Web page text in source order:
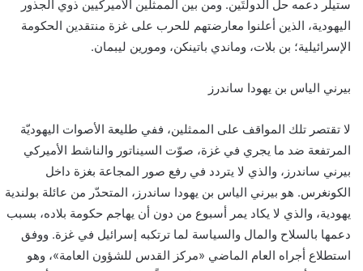
ستيلر دعمه حل الدولتَين. ومن بين الممثلين الأميركيين ذوي الجذور
اليهودية، الذين أعلنوا معارضتهم للحرب على غزة منتقدين الحكومة
الإسرائيلية؛ بن بلات، وماندي باتينكن، ومورين ليبمان.
بيرني الياس بن يهودا ساندرز
لا تقتصر تلك المواقف على الممثلين، ففي طليعة الأصوات اليهوديّة
المرتفعة ضد ما يجري في غزة، صوّت السيناتور والناشط الأميركي
بيرني ساندرز، والذي لا يتردد في رفع صور المجاعة بغزة داخل
الكونغرس. هو بيرني الياس بن يهودا ساندرز، المتحدّر من عائلة بولندية
يهودية، والذي لا يكاد يمر أسبوع من دون أن يهاجم حكومة بلاده، بسبب
دعمها بالسلاح والمال والسياسة لما ترتكبه إسرائيل في غزة. ووفق
استطلاع أجراه العام الماضي «مركز القدس للشؤون العامة»، وهو